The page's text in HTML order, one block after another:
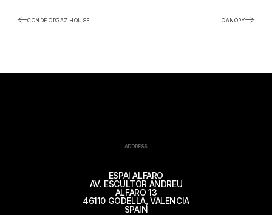
CONDE ORGAZ HOUSE CANOPY
ADDRESS
ESPAI ALFARO
AV. ESCULTOR ANDREU
ALFARO 13
46110 GODELLA, VALENCIA
SPAIN